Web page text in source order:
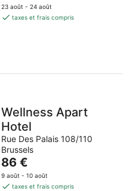
prix
est
23 août - 24 août
taxes et frais compris
Wellness Apart
Hotel
Rue Des Palais 108/110
Brussels
Le
prix
est
86 €
9 août - 10 août
taxes et frais compris